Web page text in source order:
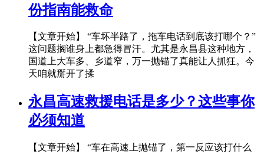
份指南能救命
【文章开始】 “车坏半路了，拖车电话到底该打哪个？”
这问题搁谁身上都急得冒汗。尤其是永昌县这种地方，
国道上大车多、乡道窄，万一抛锚了真能让人抓狂。今
天咱就掰开了揉
永昌高速救援电话是多少？这些事你
必须知道
【文章开始】 “车在高速上抛锚了，第一反应该打什么